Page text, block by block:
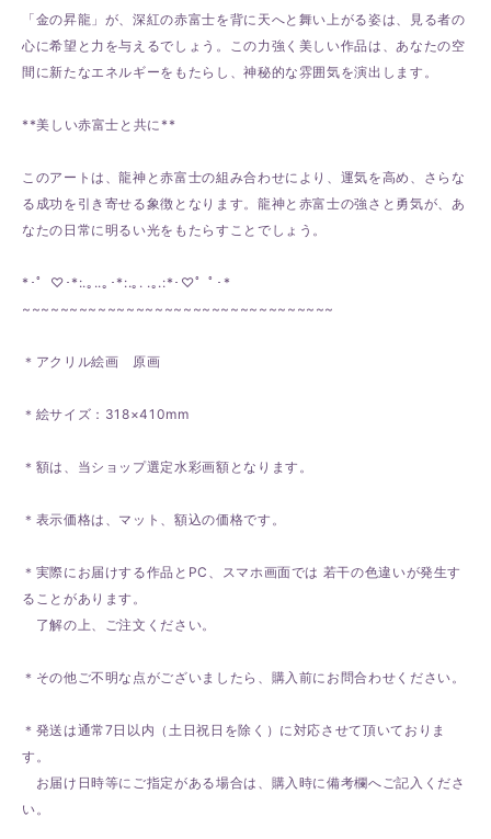
「金の昇龍」が、深紅の赤富士を背に天へと舞い上がる姿は、見る者の
心に希望と力を与えるでしょう。この力強く美しい作品は、あなたの空
間に新たなエネルギーをもたらし、神秘的な雰囲気を演出します。
**美しい赤富士と共に**
このアートは、龍神と赤富士の組み合わせにより、運気を高め、さらな
る成功を引き寄せる象徴となります。龍神と赤富士の強さと勇気が、あ
なたの日常に明るい光をもたらすことでしょう。
*･゜♡･*:.｡..｡･*:.｡. .｡.:*･♡゜ﾟ･*
~~~~~~~~~~~~~~~~~~~~~~~~~~~~~~~~~
＊アクリル絵画 原画
＊絵サイズ：318×410mm
＊額は、当ショップ選定水彩画額となります。
＊表示価格は、マット、額込の価格です。
＊実際にお届けする作品とPC、スマホ画面では 若干の色違いが発生す
ることがあります。
了解の上、ご注文ください。
＊その他ご不明な点がございましたら、購入前にお問合わせください。
＊発送は通常7日以内（土日祝日を除く）に対応させて頂いておりま
す。
お届け日時等にご指定がある場合は、購入時に備考欄へご記入くださ
い。